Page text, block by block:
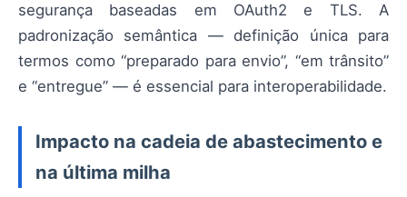
segurança baseadas em OAuth2 e TLS. A
padronização semântica — definição única para
termos como “preparado para envio”, “em trânsito”
e “entregue” — é essencial para interoperabilidade.
Impacto na cadeia de abastecimento e
na última milha